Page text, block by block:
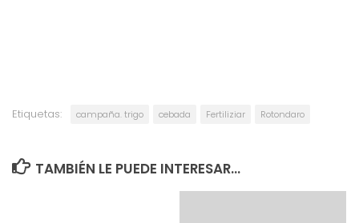
Etiquetas: campaña. trigo cebada Fertiliziar Rotondaro
TAMBIÉN LE PUEDE INTERESAR...